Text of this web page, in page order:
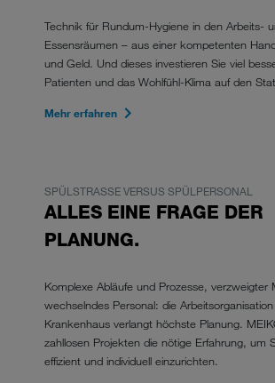
Technik für Rundum-Hygiene in den Arbeits-
Essensräumen – aus einer kompetenten
und Geld. Und dieses investieren Sie viel
Patienten und das Wohlfühl-Klima auf den
Mehr erfahren
SPÜLSTRASSE VERSUS SPÜLPERSONAL
ALLES EINE FRAGE DER
PLANUNG.
Komplexe Abläufe und Prozesse, verzweigter
wechselndes Personal: die
Krankenhaus verlangt höchste Planung.
zahllosen Projekten die nötige Erfahrung, um
effizient und individuell einzurichten.